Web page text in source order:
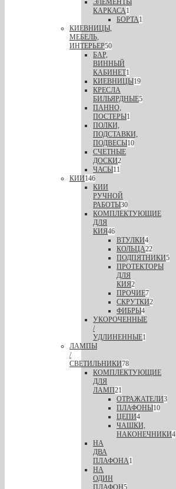
КАРКАСА1
БОРТА1
КИЕВНИЦЫ,
МЕБЕЛЬ,
ИНТЕРЬЕР50
БАР,
ВИННЫЙ
КАБИНЕТ1
КИЕВНИЦЫ19
КРЕСЛА
БИЛЬЯРДНЫЕ5
ПАННО,
ПОСТЕРЫ1
ПОЛКИ,
ПОДСТАВКИ,
ПОДВЕСЫ10
СЧЕТНЫЕ
ДОСКИ2
ЧАСЫ11
КИИ146
КИИ
РУЧНОЙ
РАБОТЫ30
КОМПЛЕКТУЮЩИЕ
ДЛЯ
КИЯ46
ВТУЛКИ4
КОЛЬЦА22
ПОДПЯТНИКИ5
ПРОТЕКТОРЫ
ДЛЯ
КИЯ2
ПРОЧИЕ7
СКРУТКИ2
ФИБРЫ4
УКОРОЧЕННЫЕ
/
УДЛИНЕННЫЕ1
ЛАМПЫ
/
СВЕТИЛЬНИКИ78
КОМПЛЕКТУЮЩИЕ
ДЛЯ
ЛАМП21
ОТРАЖАТЕЛИ3
ПЛАФОНЫ10
ЦЕПИ4
ЧАШКИ,
НАКОНЕЧНИКИ4
НА
ДВА
ПЛАФОНА1
НА
ОДИН
ПЛАФОН5